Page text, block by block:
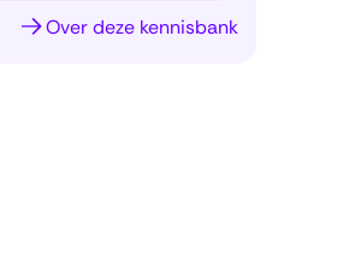
Over deze kennisbank